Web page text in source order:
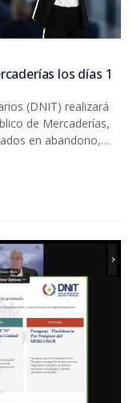
los días 1
(DNIT) realizará
de Mercaderías,
en abandono,
anteriores,